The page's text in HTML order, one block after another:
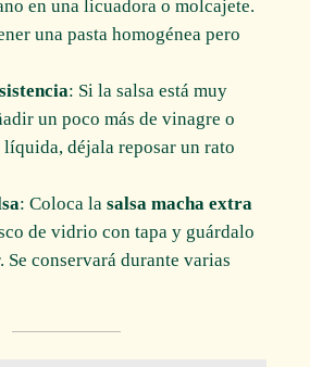
en una licuadora o molcajete.
una pasta homogénea pero
: Si la salsa está muy
un poco más de vinagre o
líquida, déjala reposar un rato
: Coloca lasalsa macha extra
de vidrio con tapa y guárdalo
conservará durante varias